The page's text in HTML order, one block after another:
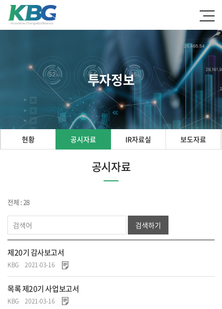
투자정보
현황 공시자료 IR자료실 보도자료
공시자료
전체 : 28
검색하기
제20기 감사보고서
KBG 2021-03-16
목록 제20기 사업보고서
KBG 2021-03-16